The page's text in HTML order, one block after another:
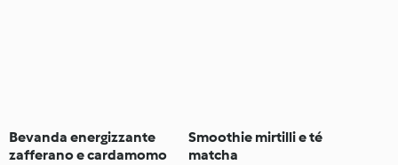
Bevanda energizzante
zafferano e cardamomo
Smoothie mirtilli e té
matcha